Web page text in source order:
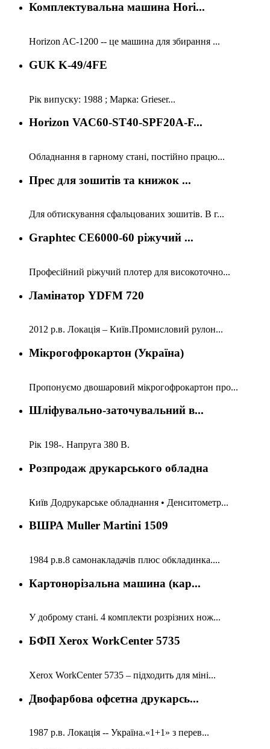
Комплектувальна машина Hori...
Horizon AC-1200 -- це машина для збирання ...
GUK K-49/4FE
Рік випуску: 1988 ; Марка: Grieser...
Horizon VAC60-ST40-SPF20A-F...
Обладнання в гарному стані, постійно працю...
Прес для зошитів та книжок ...
Для обтискування сфальцованих зошитів. В г...
Graphtec CE6000-60 ріжучий ...
Професійний ріжучий плотер для високоточно...
Ламінатор YDFM 720
2012 р.в. Локація – Київ.Промисловий рулон...
Мікрогофрокартон (Україна)
Пропонуємо двошаровий мікрогофрокартон про...
Шліфувально-заточувальний в...
Рік 198-. Напруга 380 В.
Розпродаж друкарського обладна
Київ Додрукарське обладнання • Денситометр...
ВШРА Muller Martini 1509
1984 р.в.8 самонакладачів плюс обкладинка....
Картонорізальна машина (кар...
У доброму стані. 4 комплекти розрізних нож...
БФП Xerox WorkCenter 5735
Xerox WorkCenter 5735 – підходить для міні...
Двофарбова офсетна друкарсь...
1987 р.в. Локація -- Україна.«1+1» з перев...